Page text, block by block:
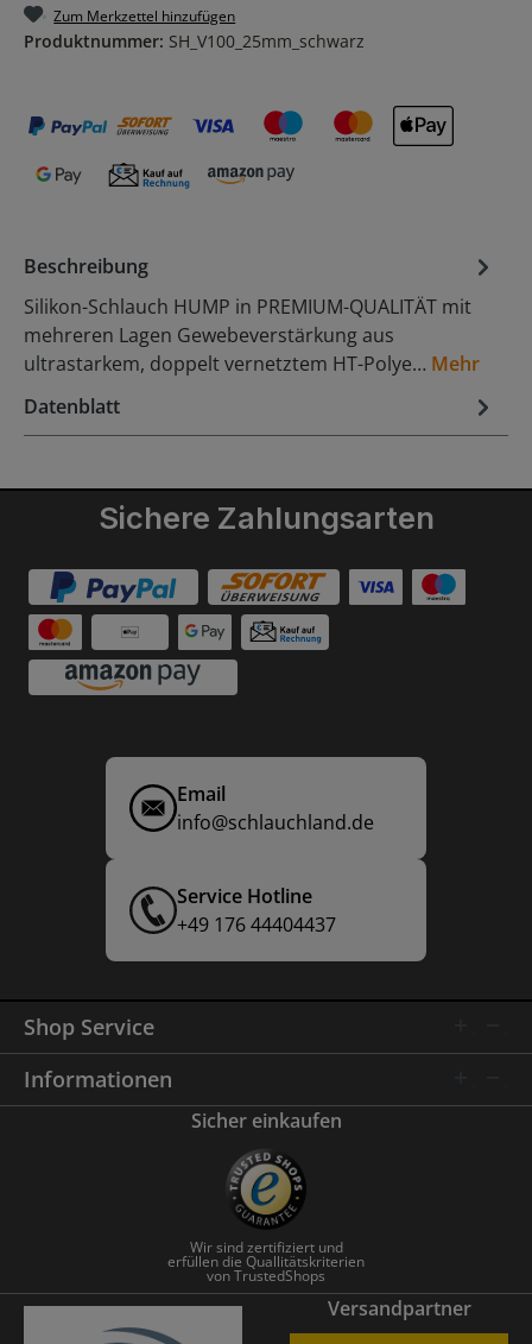
Zum Merkzettel hinzufügen
Produktnummer: SH_V100_25mm_schwarz
Beschreibung
Silikon-Schlauch HUMP in PREMIUM-QUALITÄT mit
mehreren Lagen Gewebeverstärkung aus
ultrastarkem, doppelt vernetztem HT-Polye… Mehr
Datenblatt
Sichere Zahlungsarten
Email
info@schlauchland.de
Service Hotline
+49 176 44404437
Shop Service
Informationen
Sicher einkaufen
Wir sind zertifiziert und
erfüllen die Quallitätskriterien
von TrustedShops
Versandpartner